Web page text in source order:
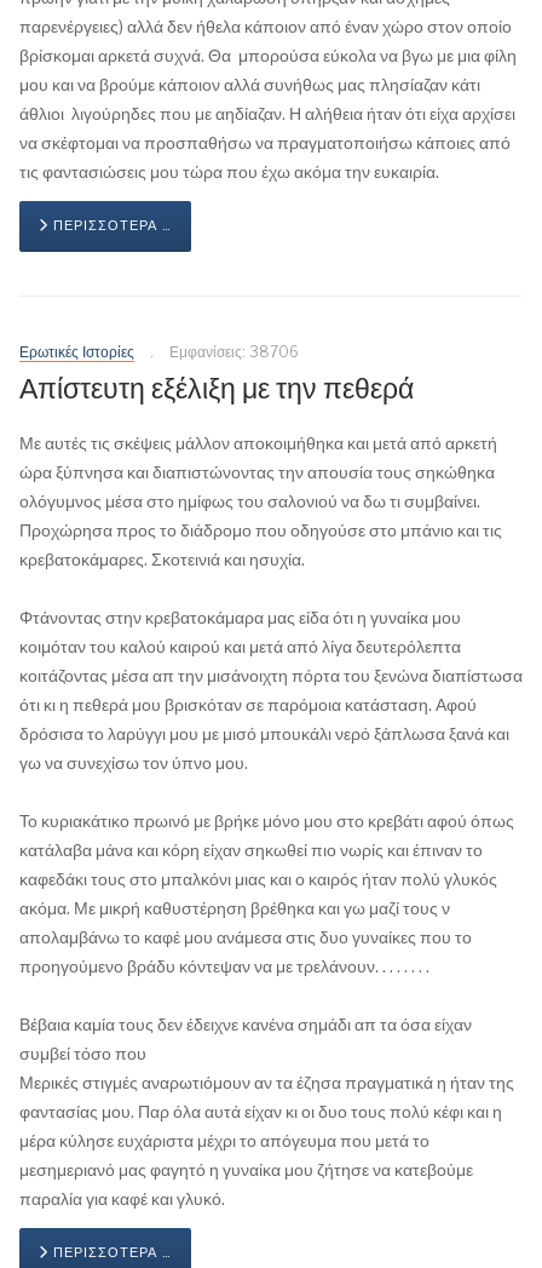
παρενέργειες) αλλά δεν ήθελα κάποιον από έναν χώρο στον οποίο
βρίσκομαι αρκετά συχνά. Θα μπορούσα εύκολα να βγω με μια φίλη
μου και να βρούμε κάποιον αλλά συνήθως μας πλησίαζαν κάτι
άθλιοι λιγούρηδες που με αηδίαζαν. Η αλήθεια ήταν ότι είχα αρχίσει
να σκέφτομαι να προσπαθήσω να πραγματοποιήσω κάποιες από
τις φαντασιώσεις μου τώρα που έχω ακόμα την ευκαιρία.
ΠΕΡΙΣΣΌΤΕΡΑ …
Ερωτικές Ιστορίες Εμφανίσεις: 38706
Απίστευτη εξέλιξη με την πεθερά
Με αυτές τις σκέψεις μάλλον αποκοιμήθηκα και μετά από αρκετή
ώρα ξύπνησα και διαπιστώνοντας την απουσία τους σηκώθηκα
ολόγυμνος μέσα στο ημίφως του σαλονιού να δω τι συμβαίνει.
Προχώρησα προς το διάδρομο που οδηγούσε στο μπάνιο και τις
κρεβατοκάμαρες. Σκοτεινιά και ησυχία.
Φτάνοντας στην κρεβατοκάμαρα μας είδα ότι η γυναίκα μου
κοιμόταν του καλού καιρού και μετά από λίγα δευτερόλεπτα
κοιτάζοντας μέσα απ την μισάνοιχτη πόρτα του ξενώνα διαπίστωσα
ότι κι η πεθερά μου βρισκόταν σε παρόμοια κατάσταση. Αφού
δρόσισα το λαρύγγι μου με μισό μπουκάλι νερό ξάπλωσα ξανά και
γω να συνεχίσω τον ύπνο μου.
Το κυριακάτικο πρωινό με βρήκε μόνο μου στο κρεβάτι αφού όπως
κατάλαβα μάνα και κόρη είχαν σηκωθεί πιο νωρίς και έπιναν το
καφεδάκι τους στο μπαλκόνι μιας και ο καιρός ήταν πολύ γλυκός
ακόμα. Με μικρή καθυστέρηση βρέθηκα και γω μαζί τους ν
απολαμβάνω το καφέ μου ανάμεσα στις δυο γυναίκες που το
προηγούμενο βράδυ κόντεψαν να με τρελάνουν. . . . . . . .
Βέβαια καμία τους δεν έδειχνε κανένα σημάδι απ τα όσα είχαν
συμβεί τόσο που
Μερικές στιγμές αναρωτιόμουν αν τα έζησα πραγματικά η ήταν της
φαντασίας μου. Παρ όλα αυτά είχαν κι οι δυο τους πολύ κέφι και η
μέρα κύλησε ευχάριστα μέχρι το απόγευμα που μετά το
μεσημεριανό μας φαγητό η γυναίκα μου ζήτησε να κατεβούμε
παραλία για καφέ και γλυκό.
ΠΕΡΙΣΣΌΤΕΡΑ …